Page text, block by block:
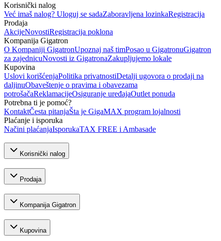
Korisnički nalog
Već imaš nalog? Uloguj se sadaZaboravljena lozinkaRegistracija
Prodaja
AkcijeNovostiRegistracija poklona
Kompanija Gigatron
O Kompaniji GigatronUpoznaj naš timPosao u GigatronuGigatron
za zajednicuNovosti iz GigatronaZakupljujemo lokale
Kupovina
Uslovi korišćenjaPolitika privatnostiDetalji ugovora o prodaji na
daljinuObaveštenje o pravima i obavezama
potrošačaReklamacijeOsiguranje uređajaOutlet ponuda
Potrebna ti je pomoć?
KontaktČesta pitanjaŠta je GigaMAX program lojalnosti
Plaćanje i isporuka
Načini plaćanjaIsporukaTAX FREE i Ambasade
Korisnički nalog
Prodaja
Kompanija Gigatron
Kupovina